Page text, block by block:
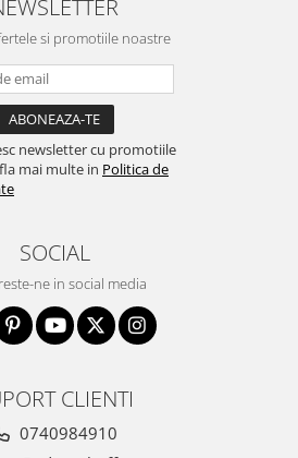
si promotiile noastre
newsletter cu promotiile
mai multe in Politica de
SOCIAL
ne in social media
CLIENTI
0740984910